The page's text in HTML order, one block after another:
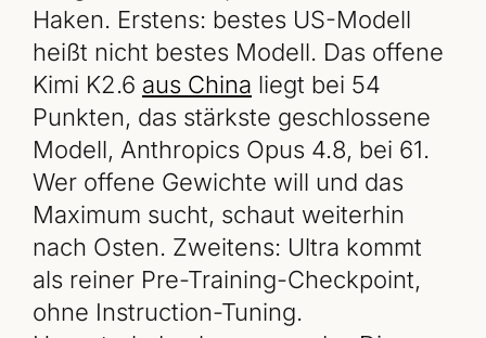
Haken. Erstens: bestes US-Modell
heißt nicht bestes Modell. Das offene
Kimi K2.6 aus China liegt bei 54
Punkten, das stärkste geschlossene
Modell, Anthropics Opus 4.8, bei 61.
Wer offene Gewichte will und das
Maximum sucht, schaut weiterhin
nach Osten. Zweitens: Ultra kommt
als reiner Pre-Training-Checkpoint,
ohne Instruction-Tuning.